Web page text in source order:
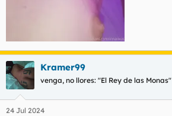
Kramer99
venga, no llores: "El Rey de las Monas"
24 Jul 2024